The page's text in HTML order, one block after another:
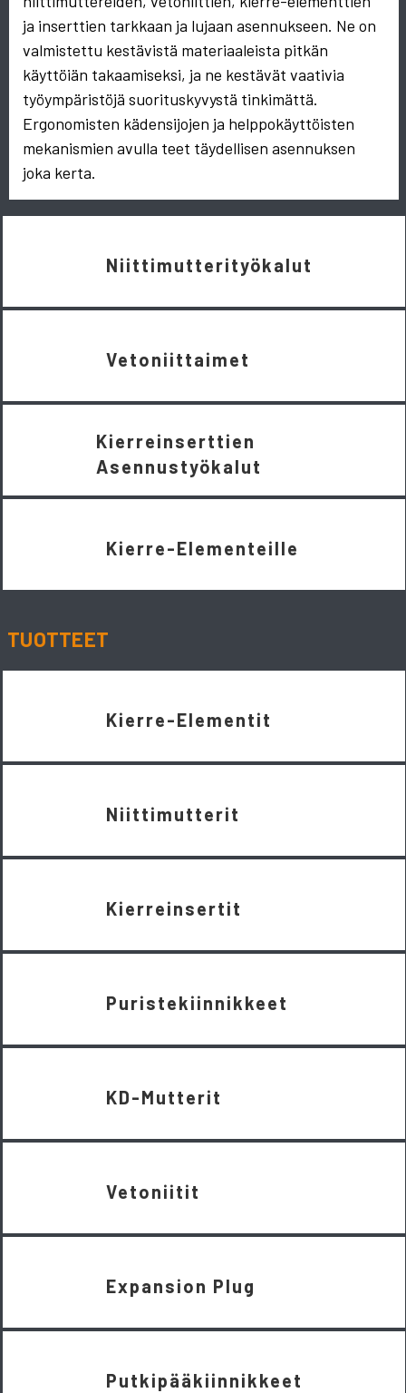
ja inserttien tarkkaan ja lujaan asennukseen. Ne on
valmistettu kestävistä materiaaleista pitkän
käyttöiän takaamiseksi, ja ne kestävät vaativia
työympäristöjä suorituskyvystä tinkimättä.
Ergonomisten kädensijojen ja helppokäyttöisten
mekanismien avulla teet täydellisen asennuksen
joka kerta.
Niittimutterityökalut
Vetoniittaimet
Kierreinserttien
Asennustyökalut
Kierre-Elementeille
TUOTTEET
Kierre-Elementit
Niittimutterit
Kierreinsertit
Puristekiinnikkeet
KD-Mutterit
Vetoniitit
Expansion Plug
Putkipääkiinnikkeet